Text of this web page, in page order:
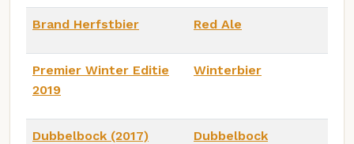
Brand Herfstbier Red Ale
Premier Winter Editie
2019
Winterbier
Dubbelbock (2017) Dubbelbock